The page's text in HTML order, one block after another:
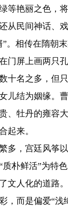
等艳丽之色，
从民间神话、
。相传在隋朝
门屏上画两只
十名之多，但
儿结为姻缘。
、牡丹的雍容
起来。
，宫廷风筝以
朴鲜活”为特
文人化的道路
而是偏爱“浅